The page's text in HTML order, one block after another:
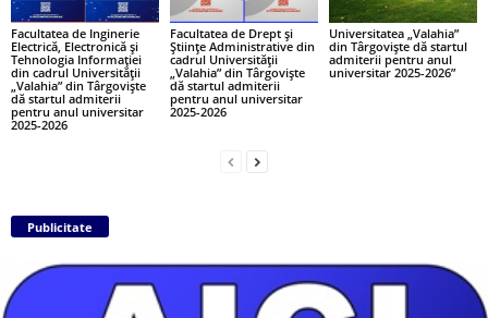
Facultatea de Inginerie
Electrică, Electronică și
Tehnologia Informației
din cadrul Universității
„Valahia” din Târgoviște
dă startul admiterii
pentru anul universitar
2025-2026
Facultatea de Drept și
Științe Administrative din
cadrul Universității
„Valahia” din Târgoviște
dă startul admiterii
pentru anul universitar
2025-2026
Universitatea „Valahia”
din Târgoviște dă startul
admiterii pentru anul
universitar 2025-2026”
Publicitate